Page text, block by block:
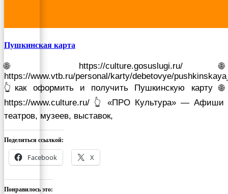
Пушкинская карта
🌐 https://culture.gosuslugi.ru/ 🌐
https://www.vtb.ru/personal/karty/debetovye/
👆как оформить и получить Пушкинскую карту 🌐
https://www.culture.ru/ 👆 «ПРО Культура» — Афиши
театров, музеев, выставок,
Поделиться ссылкой:
Facebook X
Понравилось это: